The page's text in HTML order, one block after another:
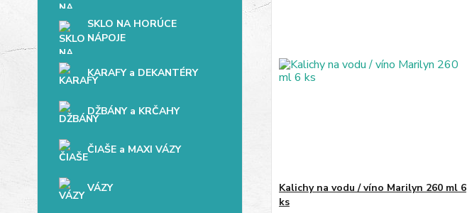
SKLO NA HORÚCE
NÁPOJE
KARAFY a DEKANTÉRY
DŽBÁNY a KRČAHY
ČIAŠE a MAXI VÁZY
VÁZY
Kalichy na vodu / víno Marilyn 260 ml 6
ks